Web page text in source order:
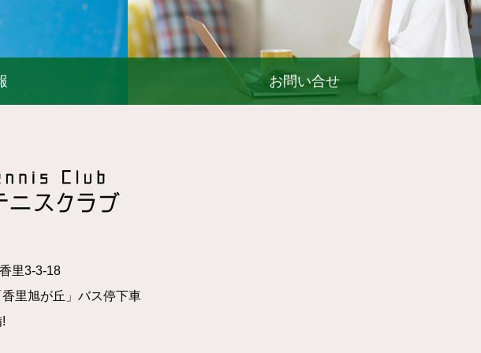
お問い合せ
里3-3-18
里旭が丘」バス停下車